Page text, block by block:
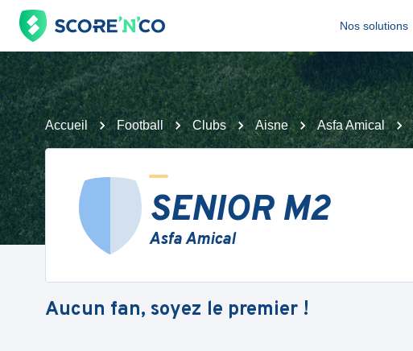
Nos solutions
Accueil Football Clubs Aisne Asfa Amical
SENIOR M2
Asfa Amical
Aucun fan, soyez le premier !